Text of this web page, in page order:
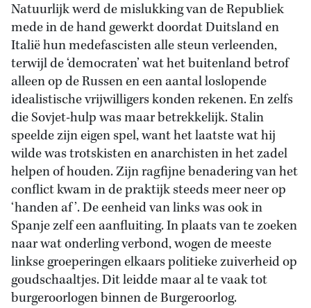
Natuurlijk werd de mislukking van de Republiek
mede in de hand gewerkt doordat Duitsland en
Italië hun medefascisten alle steun verleenden,
terwijl de ‘democraten’ wat het buitenland betrof
alleen op de Russen en een aantal loslopende
idealistische vrijwilligers konden rekenen. En zelfs
die Sovjet-hulp was maar betrekkelijk. Stalin
speelde zijn eigen spel, want het laatste wat hij
wilde was trotskisten en anarchisten in het zadel
helpen of houden. Zijn ragfijne benadering van het
conflict kwam in de praktijk steeds meer neer op
‘handen af’. De eenheid van links was ook in
Spanje zelf een aanfluiting. In plaats van te zoeken
naar wat onderling verbond, wogen de meeste
linkse groeperingen elkaars politieke zuiverheid op
goudschaaltjes. Dit leidde maar al te vaak tot
burgeroorlogen binnen de Burgeroorlog.